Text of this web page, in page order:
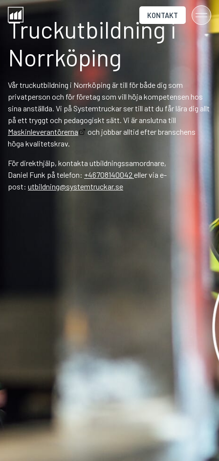
KONTAKT
Truckutbildning i
Norrköping
Vår truckutbildning i Norrköping är till för både dig som
privatperson och för företag som vill höja kompetensen hos
sina anställda. Vi på Systemtruckar ser till att du får lära dig allt
på ett tryggt och pedagogiskt sätt. Vi är anslutna till
Maskinleverantörerna
och jobbar alltid efter branschens
höga kvalitetskrav.
För direkthjälp, kontakta utbildningssamordnare,
Daniel Funk på telefon: +46708140042 eller via e-
post: utbildning@systemtruckar.se